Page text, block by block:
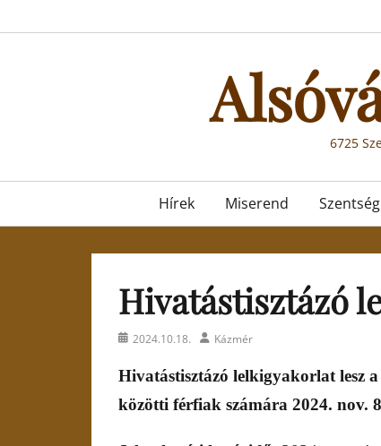
to
6725
Primary
menu
Hírek Miserend
Hivatástisztázó
Posted2024.10.18. AuthorKázmér
Hivatástisztázó lelkigyakorlat lesz a
közötti férfiak számára 2024. nov.